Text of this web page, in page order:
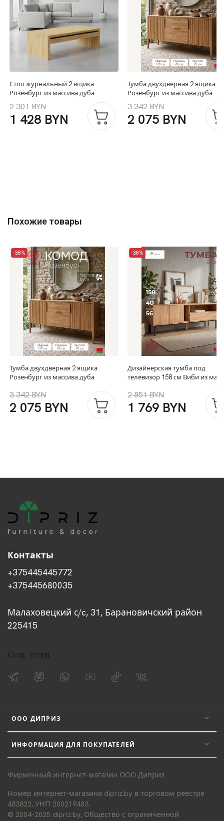
Стол журнальный 2 ящика
Розенбург из массива дуба
2 301 BYN
1 428 BYN
Тумба двухдверная 2 ящика
Розенбург из массива дуба
3 342 BYN
2 075 BYN
Похожие товары
-38%
Тумба двухдверная 2 ящика
Розенбург из массива дуба
3 342 BYN
2 075 BYN
-38%
Дизайнерская тумба под
телевизор 158 см Виби из
стиле лофт
2 851 BYN
1 769 BYN
ООО ДИПРИЗ
ИНФОРМАЦИЯ ДЛЯ ПОКУПАТЕЛЕЙ
Контакты
+375445445772
+375445680035
Малаховецкий с/c, 31, Барановичский район
225415
Соц. сети
Фирменный интернет-магазин ООО Диприз
Номер интернет-магазина dipriz.by в торговом реестре
483822, УНП 200219483.
© 2004–2025 dipriz.by, Общество с ограниченной